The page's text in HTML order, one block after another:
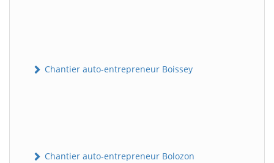
Chantier auto-entrepreneur Boissey
Chantier auto-entrepreneur Bolozon